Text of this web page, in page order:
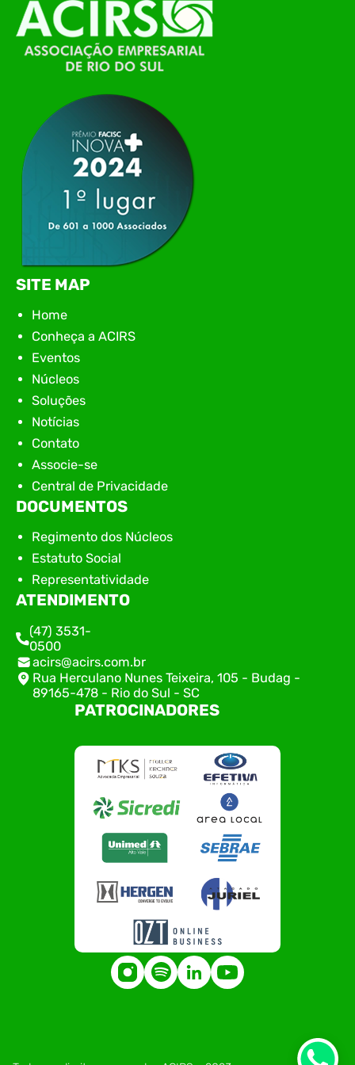
O Polo ACATE-ACIRS, por meio do NIAVI – Núcleo
de Tecnologia da Informação do Alto Vale do
Itajaí, realizou, no dia 21 de julho, o evento
Conexão Tech NIAVI, reunindo empresas de
tecnologia da região para uma noite de
apresentação de novas iniciativas para o setor. O
encontro aconteceu em Rio…
SITE MAP
Home
Conheça a ACIRS
Eventos
Núcleos
Soluções
Notícias
Contato
Associe-se
Central de Privacidade
DOCUMENTOS
Regimento dos Núcleos
Estatuto Social
Representatividade
ATENDIMENTO
(47) 3531-
0500
acirs@acirs.com.br
Rua Herculano Nunes Teixeira, 105 - Budag -
89165-478 - Rio do Sul - SC
PATROCINADORES